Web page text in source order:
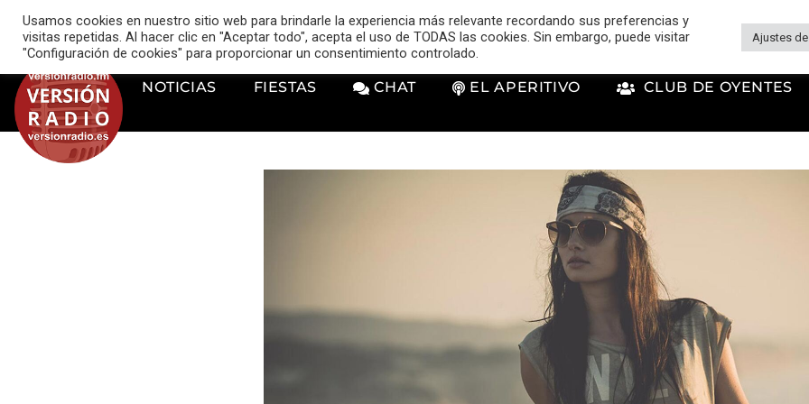
music_note VERSIÓN RADIO
NOTICIAS FIESTAS CHAT EL APERITIVO CLUB DE OYENTES
Usamos cookies en nuestro sitio web para brindarle la experiencia más relevante recordando sus preferencias y
visitas repetidas. Al hacer clic en "Aceptar todo", acepta el uso de TODAS las cookies. Sin embargo, puede visitar
"Configuración de cookies" para proporcionar un consentimiento controlado.
Ajustes